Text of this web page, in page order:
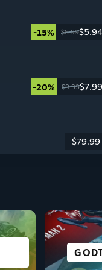
-15% $6.99$5.94
-20% $9.99$7.99
$79.99